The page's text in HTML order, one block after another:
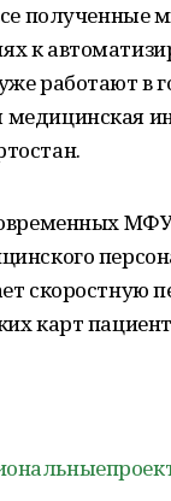
полученные
к
работают в
медицинская
скоростную
карт